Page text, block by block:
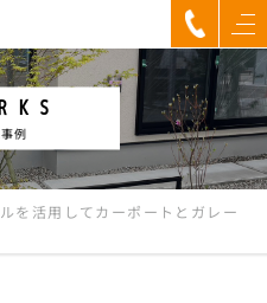
例
を活用してカーポートとガレー